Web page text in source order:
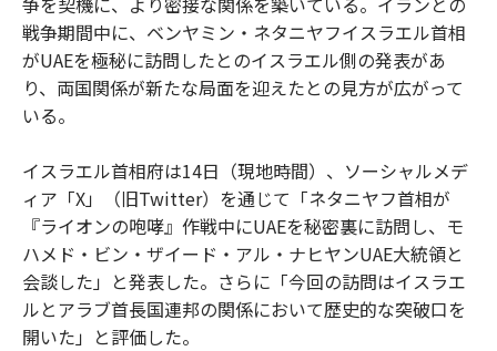
戦争期間中に、ベンヤミン・ネタニヤフイスラエル首相
がUAEを極秘に訪問したとのイスラエル側の発表があ
り、両国関係が新たな局面を迎えたとの見方が広がって
いる。
イスラエル首相府は14日（現地時間）、ソーシャルメデ
ィア「X」（旧Twitter）を通じて「ネタニヤフ首相が
『ライオンの咆哮』作戦中にUAEを秘密裏に訪問し、モ
ハメド・ビン・ザイード・アル・ナヒヤンUAE大統領と
会談した」と発表した。さらに「今回の訪問はイスラエ
ルとアラブ首長国連邦の関係において歴史的な突破口を
開いた」と評価した。